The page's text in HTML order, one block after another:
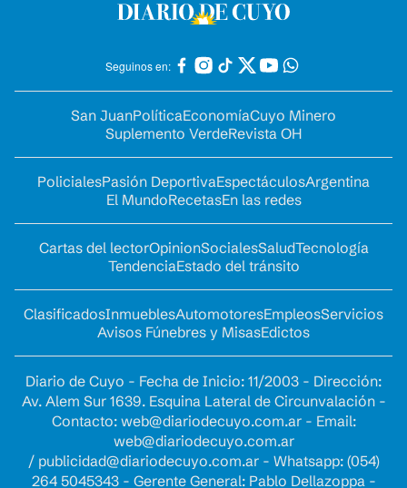
Seguinos en:
San JuanPolíticaEconomíaCuyo Minero
Suplemento VerdeRevista OH
PolicialesPasión DeportivaEspectáculosArgentina
El MundoRecetasEn las redes
Cartas del lectorOpinionSocialesSaludTecnología
TendenciaEstado del tránsito
ClasificadosInmueblesAutomotoresEmpleosServicios
Avisos Fúnebres y MisasEdictos
Diario de Cuyo - Fecha de Inicio: 11/2003 - Dirección:
Av. Alem Sur 1639. Esquina Lateral de Circunvalación -
Contacto: web@diariodecuyo.com.ar- Email:
web@diariodecuyo.com.ar
/ publicidad@diariodecuyo.com.ar- Whatsapp: (054)
264 5045343 - Gerente General: Pablo Dellazoppa -